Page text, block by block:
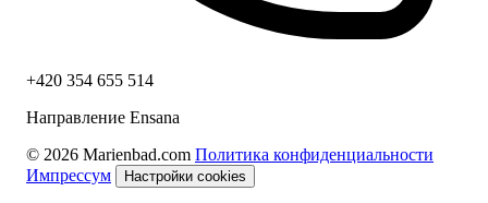
+420 354 655 514
Направление Ensana
© 2026 Marienbad.com Политика конфиденциальности
Импрессум
Настройки cookies